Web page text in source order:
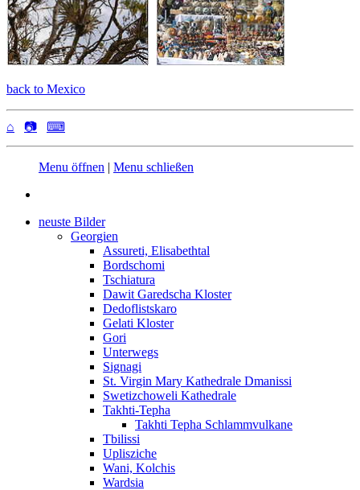
back to Mexico
⌂ 📷 ⌨
Menu öffnen | Menu schließen
neuste Bilder
Georgien
Assureti, Elisabethtal
Bordschomi
Tschiatura
Dawit Garedscha Kloster
Dedoflistskaro
Gelati Kloster
Gori
Unterwegs
Signagi
St. Virgin Mary Kathedrale Dmanissi
Swetizchoweli Kathedrale
Takhti-Tepha
Takhti Tepha Schlammvulkane
Tbilissi
Uplisziche
Wani, Kolchis
Wardsia